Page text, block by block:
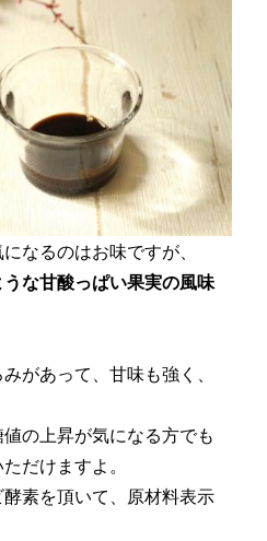
なるのはお味ですが、
な甘酸っぱい果実の風味
があって、甘味も強く、
の上昇が気になる方でも
だけますよ。
素を頂いて、原材料表示